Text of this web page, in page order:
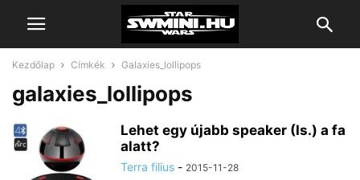
Kezdőlap Címkék Galaxies_lollipops
galaxies_lollipops
Lehet egy újabb speaker (Is.) a fa
alatt?
Terra filius - 2015-11-28